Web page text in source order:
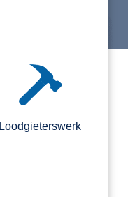
Loodgieterswerk